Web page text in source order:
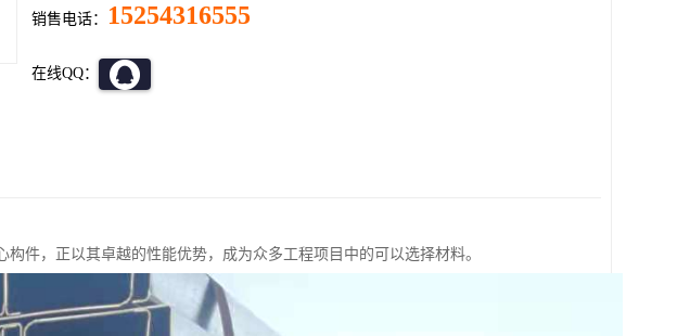
销售电话： 15254316555
在线QQ：
件，正以其卓越的性能优势，成为众多工程项目中的可以选择材料。